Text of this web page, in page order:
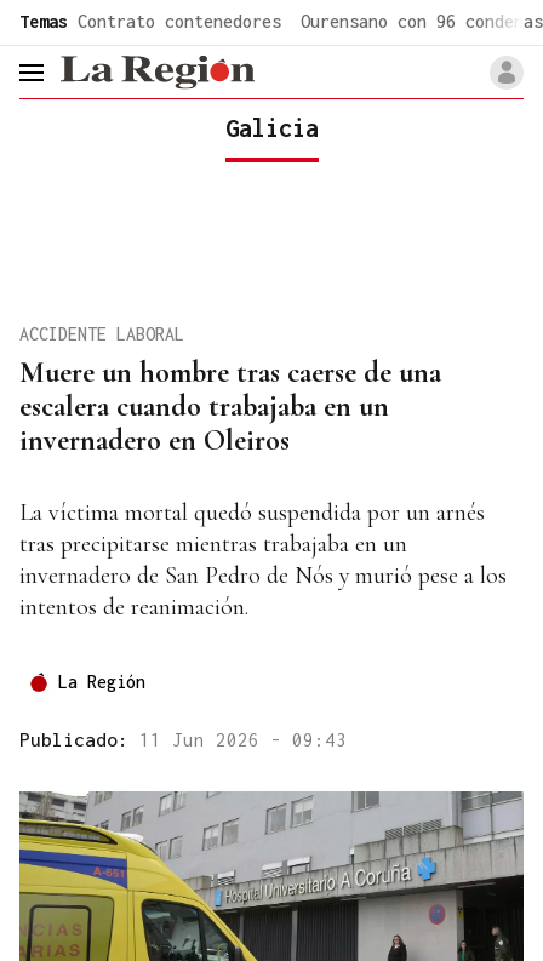
Temas Contrato contenedores Ourensano con 96 condenas
header.menu.open
Galicia
Muere un hombre tras caerse de una
escalera cuando trabajaba en un
invernadero en Oleiros
ACCIDENTE LABORAL
La víctima mortal quedó suspendida por un arnés
tras precipitarse mientras trabajaba en un
invernadero de San Pedro de Nós y murió pese a los
intentos de reanimación.
La Región
Publicado: 11 Jun 2026 - 09:43